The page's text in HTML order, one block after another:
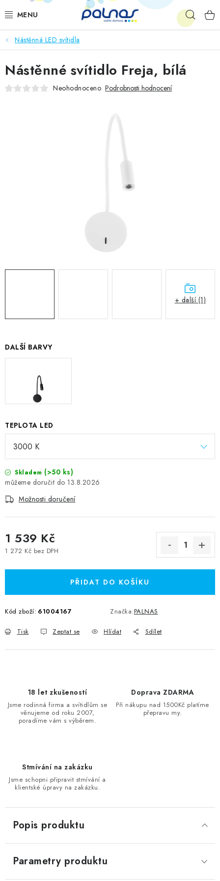
na
OSVĚTLENÍ INTERIÉRU
LED
VENKOVNÍ OSVĚTLENÍ
Nástěnná LED svítidla
DALŠÍ BARVY
TEPLOTA LED
Skladem (>50 ks)
13.8.2026
Možnosti doručení
1 539 Kč
1 272 Kč bez DPH
PŘIDAT DO KOŠÍKU
Kód zboží: 61004167 Značka:PALNAS
Tisk Zeptat se Hlídat Sdílet
Nástěnné svítidlo Freja, bílá
Neohodnoceno Podrobnosti hodnocení
+ další (1)
18 let zkušeností
Jsme rodinná firma a svítidlům se
věnujeme od roku 2007,
poradíme vám s výběrem.
Doprava ZDARMA
Při nákupu nad 1500Kč platíme
přepravu my.
Stmívání na zakázku
Jsme schopni připravit stmívání a
klientské úpravy na zakázku.
Popis produktu
Parametry produktu